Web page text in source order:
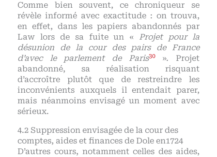
Comme bien souvent, ce chroniqueur se
révèle informé avec exactitude : on trouva,
en effet, dans les papiers abandonnés par
Law lors de sa fuite un « Projet pour la
désunion de la cour des pairs de France
d’avec le parlement de Paris30». Projet
abandonné, sa réalisation risquant
d’accroître plutôt que de restreindre les
inconvénients auxquels il entendait parer,
mais néanmoins envisagé un moment avec
sérieux.
Suppression envisagée de la cour des
comptes, aides et finances de Dole en1724
D’autres cours, notamment celles des aides,